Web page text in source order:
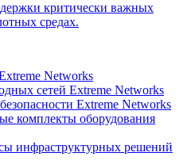
критически важных
средах.
Networks
сетей Extreme Networks
Extreme Networks
комплекты оборудования
инфраструктурных решений